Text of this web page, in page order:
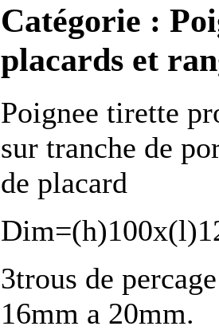
Catégorie :
placards et
Poignee tirette
sur tranche de
de placard
3trous de
16mm a 20mm.